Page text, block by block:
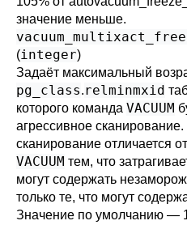
значение меньше.
(integer)
Задаёт максимальный
pg_class.relminmxid
которого команда VACUUM
агрессивное
сканирование отличается
VACUUM тем, что
могут содержать
только те, что могут
Значение по умолчанию —